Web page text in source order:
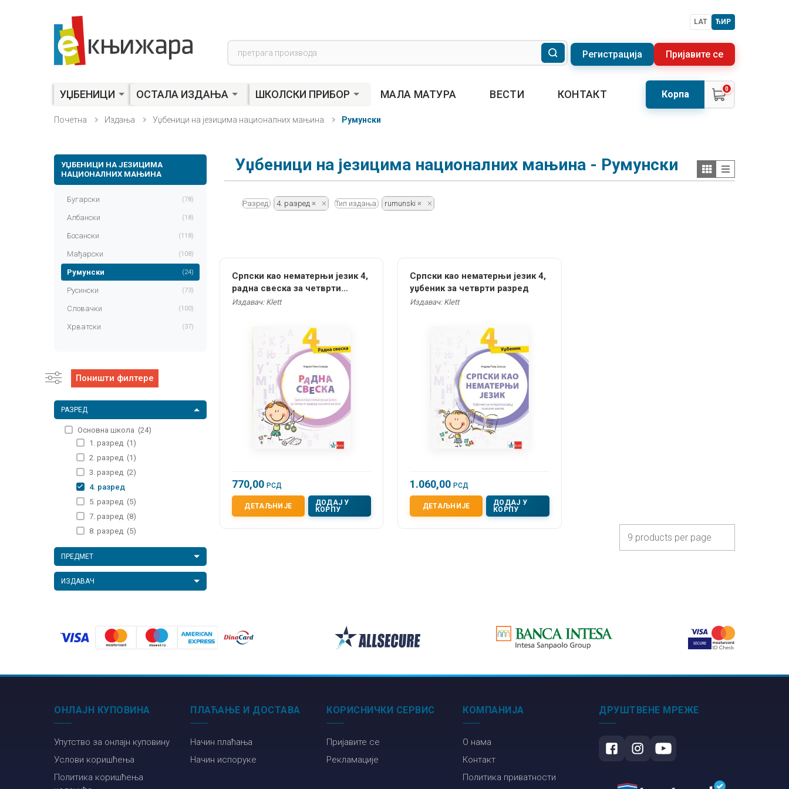
LAT ЋИР
Products
search
Регистрација Пријавите се
УЏБЕНИЦИ ОСТАЛА ИЗДАЊА ШКОЛСКИ ПРИБОР МАЛА МАТУРА ВЕСТИ КОНТАКТ Корпа 0
Почетна Издања Уџбеници на језицима националних мањина Румунски
УЏБЕНИЦИ НА ЈЕЗИЦИМА
НАЦИОНАЛНИХ МАЊИНА
Бугарски (78)
Албански (18)
Босански (118)
Мађарски (108)
Румунски (24)
Русински (73)
Словачки (100)
Хрватски (37)
Поништи филтере
РАЗРЕД
Основна школа (24)
1. разред (1)
2. разред (1)
3. разред (2)
4. разред
5. разред (5)
7. разред (8)
8. разред (5)
ПРЕДМЕТ
ИЗДАВАЧ
Уџбеници на језицима националних мањина - Румунски
Разред: 4. разред Тип издања: rumunski
Српски као нематерњи језик 4,
радна свеска за четврти
разред
Издавач: Klett
770,00 РСД
ДЕТАЉНИЈЕ
ДОДАЈ У
КОРПУ
Српски као нематерњи језик 4,
уџбеник за четврти разред
Издавач: Klett
1.060,00РСД
ДЕТАЉНИЈЕ
ДОДАЈ У
КОРПУ
ОНЛАЈН КУПОВИНА
Упутство за онлајн куповину
Услови коришћења
Политика коришћења
ПЛАЋАЊЕ И ДОСТАВА
Начин плаћања
Начин испоруке
КОРИСНИЧКИ СЕРВИС
Пријавите се
Рекламације
КОМПАНИЈА
О нама
Контакт
Политика приватности
ДРУШТВЕНЕ МРЕЖЕ